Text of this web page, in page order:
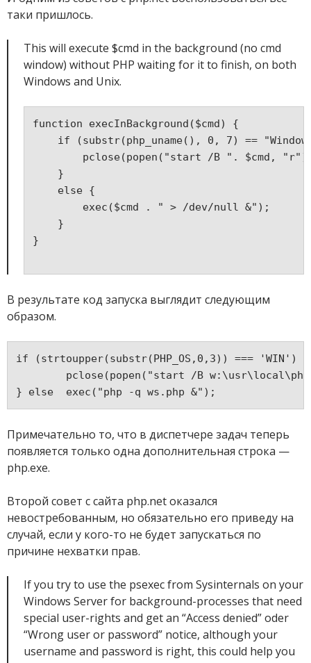
таки пришлось.
This will execute $cmd in the background (no cmd
window) without PHP waiting for it to finish, on both
Windows and Unix.
function execInBackground($cmd) {
if (substr(php_uname(), 0, 7) ==
pclose(popen("start /B ". $cmd,
    }
    else {
        exec($cmd . " > /dev/null &");
    }
}
В результате код запуска выглядит следующим
образом.
if (strtoupper(substr(PHP_OS,0,3)) === 'WIN') {
pclose(popen("start /B
} else	exec("php -q ws.php &");
Примечательно то, что в диспетчере задач теперь
появляется только одна дополнительная строка —
php.exe.
Второй совет с сайта php.net оказался
невостребованным, но обязательно его приведу на
случай, если у кого-то не будет запускаться по
причине нехватки прав.
If you try to use the psexec from Sysinternals on your
Windows Server for background-processes that need
special user-rights and get an “Access denied” oder
“Wrong user or password” notice, although your
username and password is right, this could help you